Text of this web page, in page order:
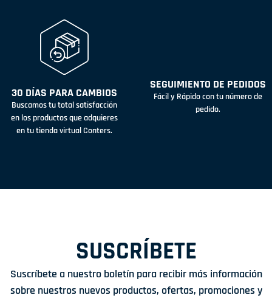
30 DÍAS PARA CAMBIOS
Buscamos tu total satisfacción
en los productos que adquieres
en tu tienda virtual Conters.
SEGUIMIENTO DE PEDIDOS
Fácil y Rápido con tu número de
pedido.
SUSCRÍBETE
Suscríbete a nuestro boletín para recibir más información
sobre nuestros nuevos productos, ofertas, promociones y